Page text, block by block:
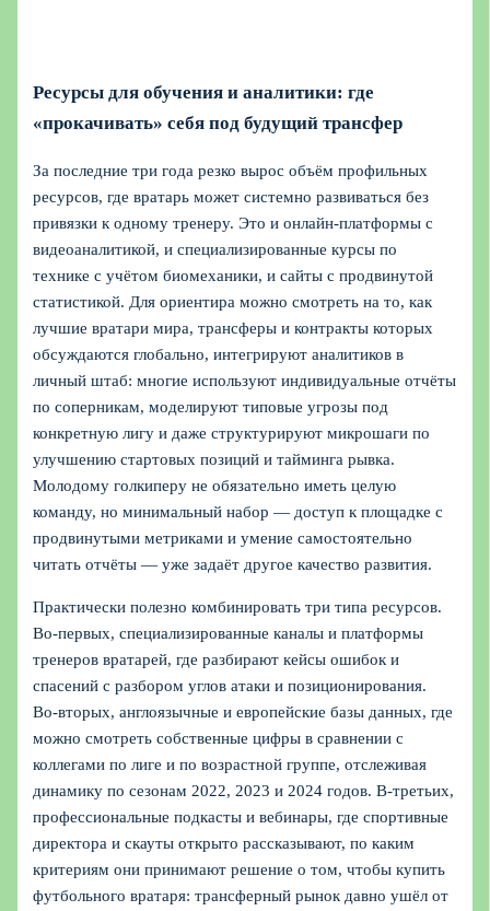
Ресурсы для обучения и аналитики: где
«прокачивать» себя под будущий трансфер
За последние три года резко вырос объём профильных
ресурсов, где вратарь может системно развиваться без
привязки к одному тренеру. Это и онлайн‑платформы с
видеоаналитикой, и специализированные курсы по
технике с учётом биомеханики, и сайты с продвинутой
статистикой. Для ориентира можно смотреть на то, как
лучшие вратари мира, трансферы и контракты которых
обсуждаются глобально, интегрируют аналитиков в
личный штаб: многие используют индивидуальные отчёты
по соперникам, моделируют типовые угрозы под
конкретную лигу и даже структурируют микрошаги по
улучшению стартовых позиций и тайминга рывка.
Молодому голкиперу не обязательно иметь целую
команду, но минимальный набор — доступ к площадке с
продвинутыми метриками и умение самостоятельно
читать отчёты — уже задаёт другое качество развития.
Практически полезно комбинировать три типа ресурсов.
Во‑первых, специализированные каналы и платформы
тренеров вратарей, где разбирают кейсы ошибок и
спасений с разбором углов атаки и позиционирования.
Во‑вторых, англоязычные и европейские базы данных, где
можно смотреть собственные цифры в сравнении с
коллегами по лиге и по возрастной группе, отслеживая
динамику по сезонам 2022, 2023 и 2024 годов. В‑третьих,
профессиональные подкасты и вебинары, где спортивные
директора и скауты открыто рассказывают, по каким
критериям они принимают решение о том, чтобы купить
футбольного вратаря: трансферный рынок давно ушёл от